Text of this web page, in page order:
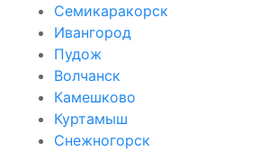
Семикаракорск
Ивангород
Пудож
Волчанск
Камешково
Куртамыш
Снежногорск